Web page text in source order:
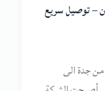
– توصيل سريع
جدة الى